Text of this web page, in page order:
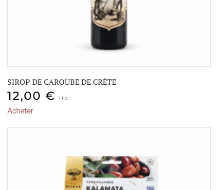
SIROP DE CAROUBE DE CRÈTE
12,00 € TTC
Acheter